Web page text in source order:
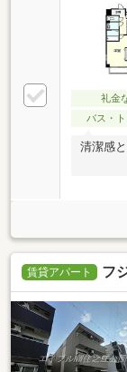
礼金
バス・
清潔感
賃貸アパート フ